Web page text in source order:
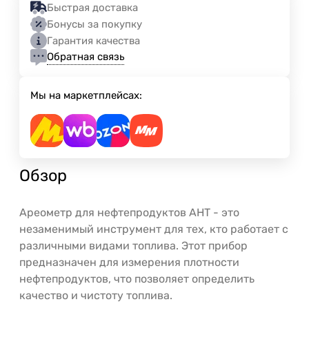
Быстрая доставка
Бонусы за покупку
Гарантия качества
Обратная связь
Мы на маркетплейсах:
Обзор
Ареометр для нефтепродуктов АНТ - это
незаменимый инструмент для тех, кто работает с
различными видами топлива. Этот прибор
предназначен для измерения плотности
нефтепродуктов, что позволяет определить
качество и чистоту топлива.